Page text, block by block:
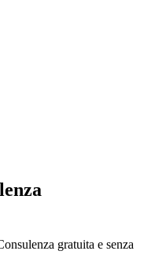
gratuita e senza